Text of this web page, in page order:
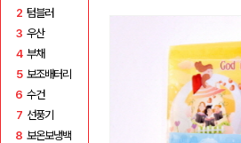
2 텀블러
3 우산
4 부채
5 보조배터리
6 수건
7 선풍기
8 보온보냉백